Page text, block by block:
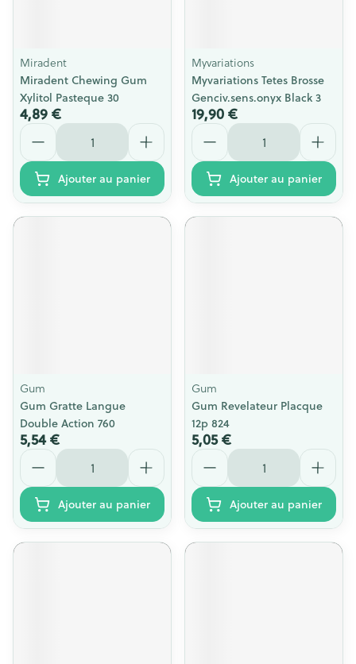
Miradent
Miradent Chewing Gum
Xylitol Pasteque 30
4,89 €
Quantité
Ajouter au panier
Myvariations
Myvariations Tetes Brosse
Genciv.sens.onyx Black 3
19,90 €
Quantité
Ajouter au panier
Gum
Gum Gratte Langue
Double Action 760
5,54 €
Quantité
Ajouter au panier
Gum
Gum Revelateur Placque
12p 824
5,05 €
Quantité
Ajouter au panier